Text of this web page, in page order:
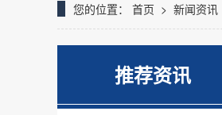
您的位置： 首页 > 新闻资讯
推荐资讯